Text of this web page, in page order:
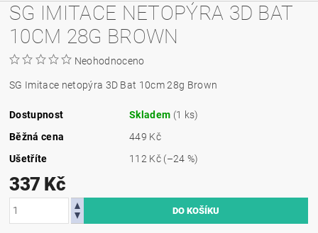
SG IMITACE NETOPÝRA 3D BAT
10CM 28G BROWN
Neohodnoceno
SG Imitace netopýra 3D Bat 10cm 28g Brown
Dostupnost Skladem (1 ks)
Běžná cena
449 Kč
Ušetříte
112 Kč (–24 %)
337 Kč